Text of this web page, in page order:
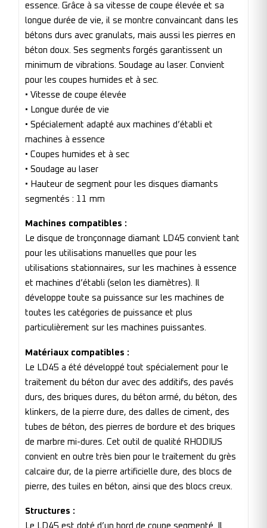
essence. Grâce à sa vitesse de coupe élevée et sa
longue durée de vie, il se montre convaincant dans les
bétons durs avec granulats, mais aussi les pierres en
béton doux. Ses segments forgés garantissent un
minimum de vibrations. Soudage au laser. Convient
pour les coupes humides et à sec.
• Vitesse de coupe élevée
• Longue durée de vie
• Spécialement adapté aux machines d’établi et
machines à essence
• Coupes humides et à sec
• Soudage au laser
• Hauteur de segment pour les disques diamants
segmentés : 11 mm
Machines compatibles :
Le disque de tronçonnage diamant LD45 convient tant
pour les utilisations manuelles que pour les
utilisations stationnaires, sur les machines à essence
et machines d’établi (selon les diamètres). Il
développe toute sa puissance sur les machines de
toutes les catégories de puissance et plus
particulièrement sur les machines puissantes.
Matériaux compatibles :
Le LD45 a été développé tout spécialement pour le
traitement du béton dur avec des additifs, des pavés
durs, des briques dures, du béton armé, du béton, des
klinkers, de la pierre dure, des dalles de ciment, des
tubes de béton, des pierres de bordure et des briques
de marbre mi-dures. Cet outil de qualité RHODIUS
convient en outre très bien pour le traitement du grès
calcaire dur, de la pierre artificielle dure, des blocs de
pierre, des tuiles en béton, ainsi que des blocs creux.
Structures :
Le LD45 est doté d’un bord de coupe segmenté. Il